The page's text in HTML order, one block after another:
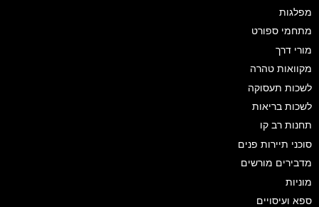
מפלגות
מתחמי ספורט
מורי דרך
מקוואות טהרה
לשכות תעסוקה
לשכות בריאות
תחנות רב קו
סוכני תיירות פנים
מדבירים מורשים
מוניות
ספא ועיסויים